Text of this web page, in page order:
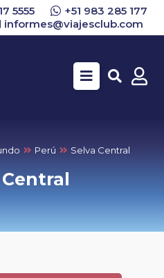
5555
+51 983 285 177
informes@viajesclub.com
Perú Selva Central